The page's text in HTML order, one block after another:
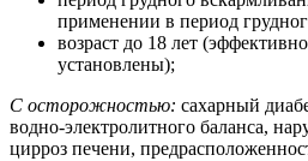
применении в период
возраст до 18 лет
установлены);
С осторожностью: сахарный
водно-электролитного баланса,
цирроз печени,